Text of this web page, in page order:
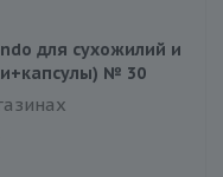
для сухожилий и
№ 30